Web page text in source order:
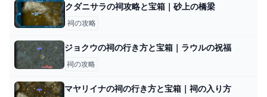
クダニサラの祠攻略と宝箱｜砂上の橋梁
祠の攻略
ジョクウの祠の行き方と宝箱｜ラウルの祝福
祠の攻略
マヤリイナの祠の行き方と宝箱｜祠の入り方